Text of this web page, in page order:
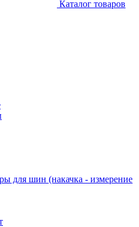
Каталог товаров
для шин (накачка - измерение